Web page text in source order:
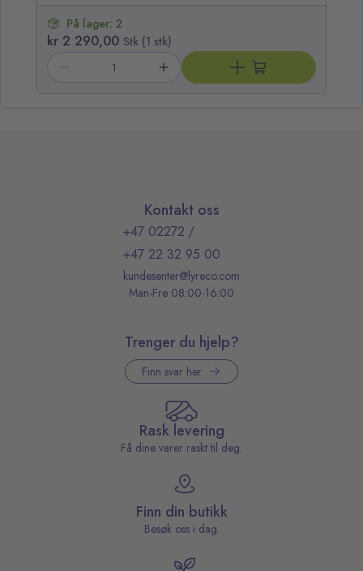
På lager: 2
kr 2 290,00 Stk (1 stk)
Kontakt oss
+47 02272 /
+47 22 32 95 00
kundesenter@lyreco.com
Man-Fre 08:00-16:00
Trenger du hjelp?
Finn svar her
Rask levering
Få dine varer raskt til deg.
Finn din butikk
Besøk oss i dag.